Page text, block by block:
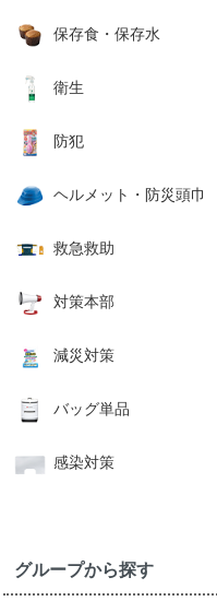
保存食・保存水
衛生
防犯
ヘルメット・防災頭巾
救急救助
対策本部
減災対策
バッグ単品
感染対策
グループから探す